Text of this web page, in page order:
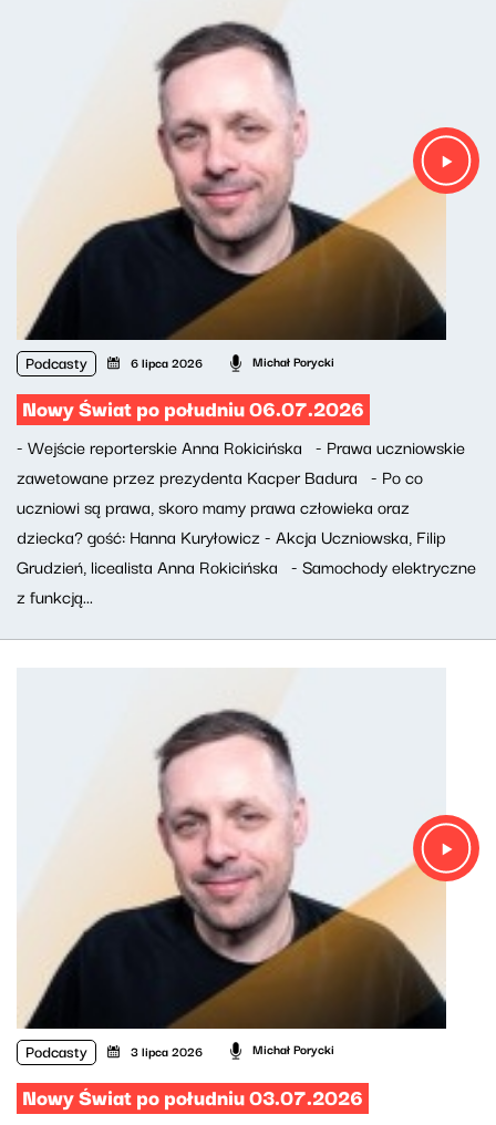
Podcasty 6 lipca 2026 Michał Porycki
Nowy Świat po południu 06.07.2026
- Wejście reporterskie Anna Rokicińska - Prawa uczniowskie
zawetowane przez prezydenta Kacper Badura - Po co
uczniowi są prawa, skoro mamy prawa człowieka oraz
dziecka? gość: Hanna Kuryłowicz - Akcja Uczniowska, Filip
Grudzień, licealista Anna Rokicińska - Samochody elektryczne
z funkcją...
Podcasty 3 lipca 2026 Michał Porycki
Nowy Świat po południu 03.07.2026